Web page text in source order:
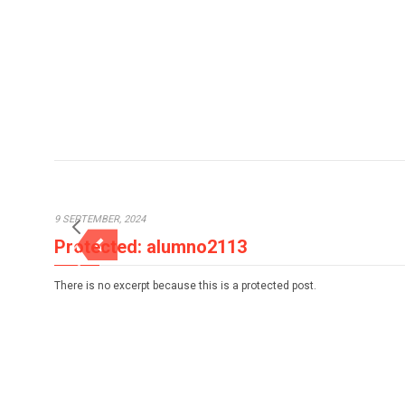
9 SEPTEMBER, 2024
Protected: alumno2113
There is no excerpt because this is a protected post.